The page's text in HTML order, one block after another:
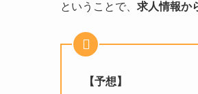
ということで、 求人情報か
【予想】